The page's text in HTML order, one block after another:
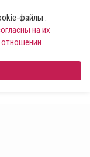
файлы .
на их
отношении